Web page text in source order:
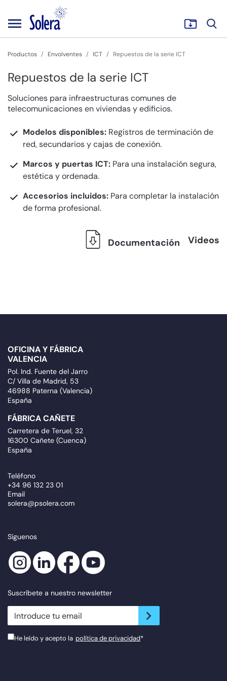
Productos Envolventes ICT Repuestos de la serie ICT
Repuestos de la serie ICT
Soluciones para infraestructuras comunes de
telecomunicaciones en viviendas y edificios.
Modelos disponibles: Registros de terminación de
red, secundarios y cajas de conexión.
Marcos y puertas ICT: Para una instalación segura,
estética y ordenada.
Accesorios incluidos: Para completar la instalación
de forma profesional.
Documentación Videos
OFICINA Y FÁBRICA
VALENCIA
Pol. Ind. Fuente del Jarro
C/ Villa de Madrid, 53
46988 Paterna (Valencia)
España
FÁBRICA CAÑETE
Carretera de Teruel, 32
16300 Cañete (Cuenca)
España
Teléfono
+34 96 132 23 01
Email
solera@psolera.com
Síguenos
Suscríbete a nuestro newsletter
newsletter.suscribe
He leído y acepto la política de privacidad*